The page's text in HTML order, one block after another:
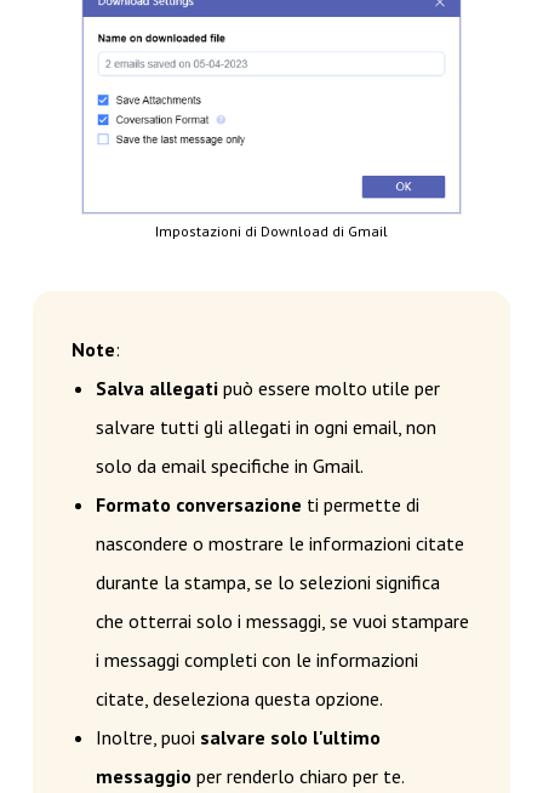
Impostazioni di Download di Gmail
Note:
Salva allegatipuò essere molto utile per
salvare tutti gli allegati in ogni email, non
solo da email specifiche in Gmail.
Formato conversazione ti permette di
nascondere o mostrare le informazioni citate
durante la stampa, se lo selezioni significa
che otterrai solo i messaggi, se vuoi stampare
i messaggi completi con le informazioni
citate, deseleziona questa opzione.
Inoltre, puoi salvare solo l'ultimo
messaggio per renderlo chiaro per te.